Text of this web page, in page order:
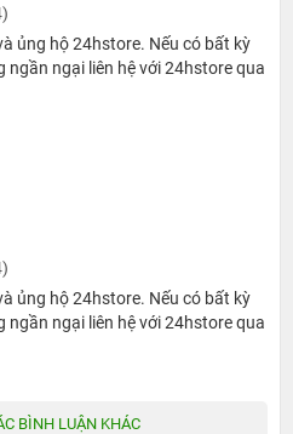
ủng hộ 24hstore. Nếu có bất kỳ
ngại liên hệ với 24hstore qua
ủng hộ 24hstore. Nếu có bất kỳ
ngại liên hệ với 24hstore qua
BÌNH LUẬN KHÁC